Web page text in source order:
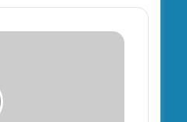
تعليم